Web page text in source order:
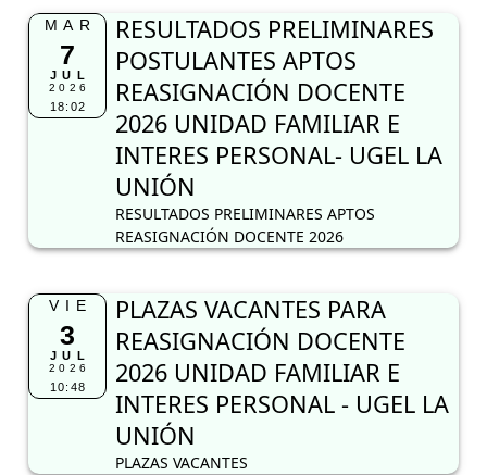
MAR
7
JUL
2026
18:02
RESULTADOS PRELIMINARES
POSTULANTES APTOS
REASIGNACIÓN DOCENTE
2026 UNIDAD FAMILIAR E
INTERES PERSONAL- UGEL LA
UNIÓN
RESULTADOS PRELIMINARES APTOS
REASIGNACIÓN DOCENTE 2026
VIE
3
JUL
2026
10:48
PLAZAS VACANTES PARA
REASIGNACIÓN DOCENTE
2026 UNIDAD FAMILIAR E
INTERES PERSONAL - UGEL LA
UNIÓN
PLAZAS VACANTES